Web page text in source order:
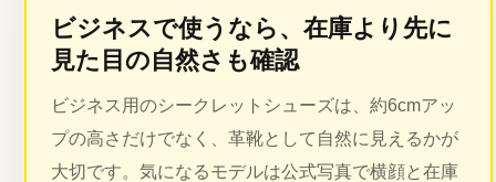
ビジネスで使うなら、在庫より先に
見た目の自然さも確認
ビジネス用のシークレットシューズは、約6cmアッ
プの高さだけでなく、革靴として自然に見えるかが
大切です。気になるモデルは公式写真で横顔と在庫